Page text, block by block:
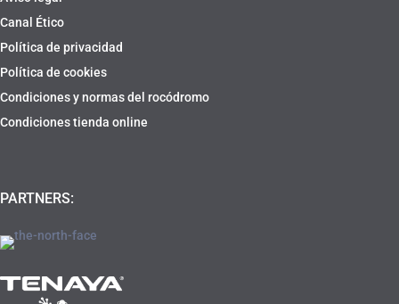
Canal Ético
Política de privacidad
Política de cookies
Condiciones y normas del rocódromo
Condiciones tienda online
PARTNERS: